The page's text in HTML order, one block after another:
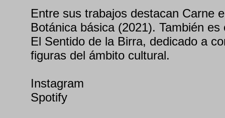
Entre sus trabajos destacan Carne
Botánica básica (2021). También
El Sentido de la Birra, dedicado a
figuras del ámbito cultural.
Instagram
Spotify